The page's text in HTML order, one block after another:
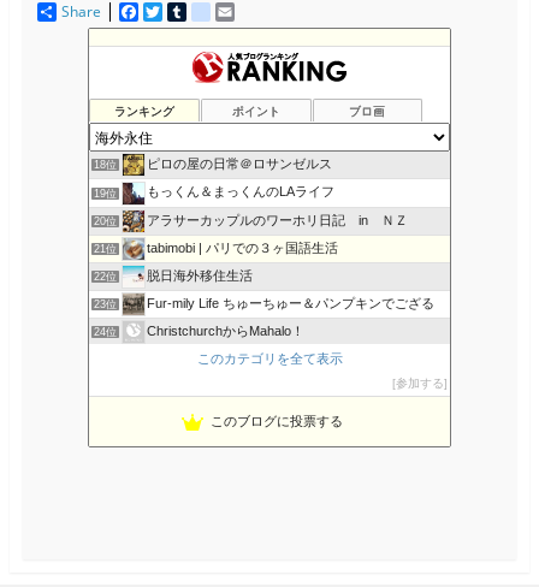
Share
a
c
o
o
k
w
i
e
r
u
m
b
d
e
l
i
c
o
u
s
m
a
i
ランキング ポイント ブロ画
KaztyのAmerican Life (NY)
カナダへ留学・移民！ Iacanada オフィシャルブログ
16位 ゆるゆるリアルフード、デトックス
17位 ふらんすメモログ
18位 ピロの屋の日常＠ロサンゼルス
19位 もっくん＆まっくんのLAライフ
20位 アラサーカップルのワーホリ日記 in ＮＺ
21位 tabimobi | パリでの３ヶ国語生活
22位 脱日海外移住生活
23位 Fur-mily Life ちゅーちゅー＆パンプキンでござる
24位 ChristchurchからMahalo！
early spring days
LA girl ブログBy Masumi GLITTER …
このカテゴリを全て表示
参加する
このブログに投票する